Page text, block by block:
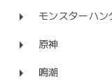
モンスターハン
原神
鳴潮